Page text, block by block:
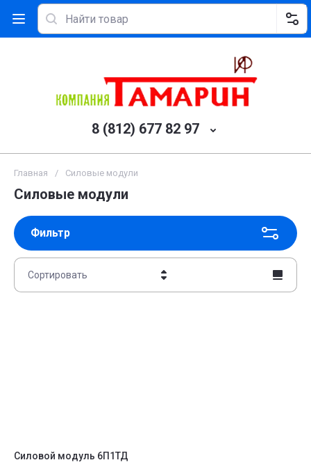
8 (812) 677 82 97
Главная / Силовые модули
Силовые модули
Фильтр
Сортировать
Силовой модуль 6П1ТД